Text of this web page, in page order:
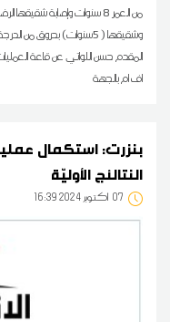
من العمر 8 سنوات وإصابة
وشقيقها ( 5سنوات) بحروق من
المقدم حسن اللواتي عن قاعة العمليات
اف ام بالجهة
بنزرت: استكمال
النتالئج الأوليّة
07 16:39 2024 أكتوبر